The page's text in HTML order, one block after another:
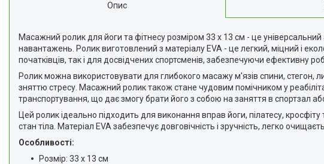
Доставка та оплата
Повернення та Обмін
Опис
Масажний ролик для йоги та фітнесу розміром 33 х 13 см - це
навантажень. Ролик виготовлений з матеріалу EVA - це легкий, міцний і
початківців, так і для досвідчених спортсменів, забезпечуючи ефективну
Ролик можна використовувати для глибокого масажу м'язів спини, стегон,
зняттю стресу. Масажний ролик також стане чудовим помічником у
транспортування, що дає змогу брати його з собою на заняття в спортзал
Цей ролик ідеально підходить для виконання вправ йоги, пілатесу,
стан тіла. Матеріал EVA забезпечує довговічність і зручність, легко
Особливості:
Розмір: 33 х 13 см